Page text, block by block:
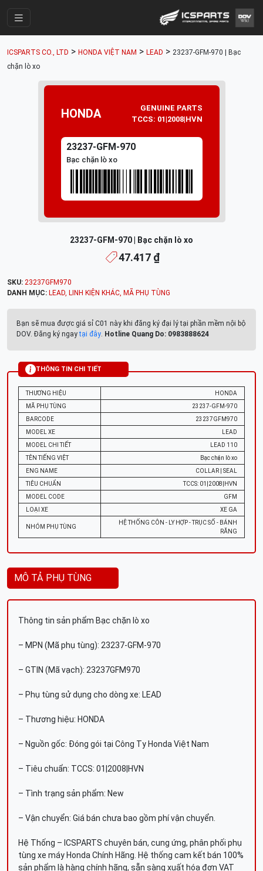
Parts Catalogue
Mã Phụ Tùng
Tài khoản
ICSPARTS CO., LTD > HONDA VIỆT NAM > LEAD > 23237-GFM-970 | Bạc
chặn lò xo
HONDA
GENUINE PARTS
TCCS: 01|2008|HVN
23237-GFM-970
Bạc chặn lò xo
23237-GFM-970 | Bạc chặn lò xo
47.417 ₫
SKU: 23237GFM970
DANH MỤC: LEAD, LINH KIỆN KHÁC, MÃ PHỤ TÙNG
Bạn sẽ mua được giá sỉ C01 này khi đăng ký đại lý tại phần mềm nội bộ
DOV. Đăng ký ngaytại đây. Hotline Quang Do: 0983888624
THÔNG TIN CHI TIẾT
THƯƠNG HIỆU
HONDA
MÃ PHỤ TÙNG
23237-GFM-970
BARCODE
23237GFM970
MODEL XE
LEAD
MODEL CHI TIẾT
LEAD 110
TÊN TIẾNG VIỆT
Bạc chặn lò xo
ENG NAME
COLLAR | SEAL
TIÊU CHUẨN
TCCS: 01|2008|HVN
MODEL CODE
GFM
LOẠI XE
XE GA
NHÓM PHỤ TÙNG
HỆ THỐNG CÔN - LY HỢP - TRỤC SỐ - BÁNH
RĂNG
MÔ TẢ PHỤ TÙNG
Thông tin sản phẩm Bạc chặn lò xo
– MPN (Mã phụ tùng): 23237-GFM-970
– GTIN (Mã vạch): 23237GFM970
– Phụ tùng sử dụng cho dòng xe: LEAD
– Thương hiệu: HONDA
– Nguồn gốc: Đóng gói tại Công Ty Honda Việt Nam
– Tiêu chuẩn: TCCS: 01|2008|HVN
– Tình trạng sản phẩm: New
– Vận chuyển: Giá bán chưa bao gồm phí vận chuyển.
Hệ Thống – ICSPARTS chuyên bán, cung ứng, phân phối phụ
tùng xe máy Honda Chính Hãng. Hệ thống cam kết bán 100%
sản phẩm là hàng chính hãng, sẵn sàng xuất hóa đơn VAT